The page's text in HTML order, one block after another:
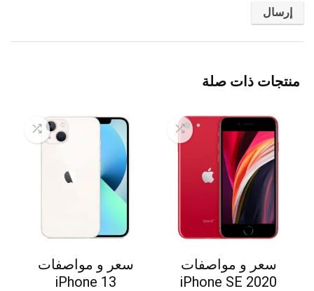
منتجات ذات صلة
سعر و مواصفات
iPhone SE 2020
سعر و مواصفات
iPhone 13